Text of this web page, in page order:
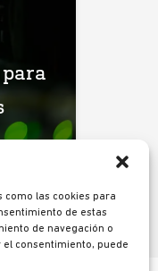
como las cookies para
de estas
de navegación o
consentimiento, puede
más arrow_forward